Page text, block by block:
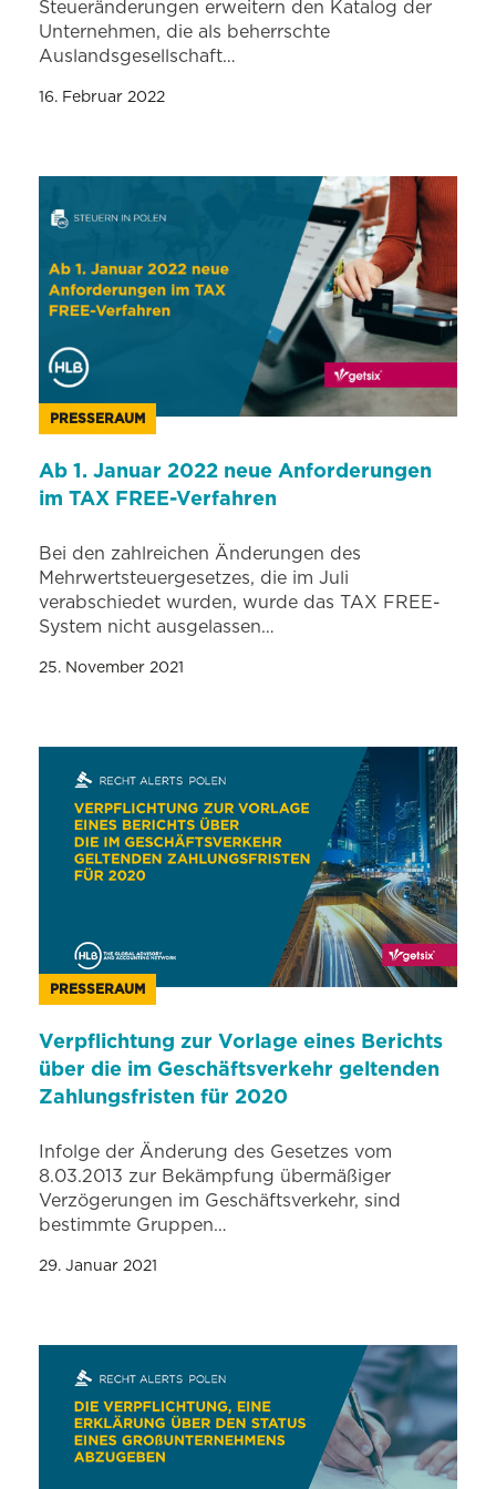
Steueränderungen erweitern den Katalog der
Unternehmen, die als beherrschte
Auslandsgesellschaft…
16. Februar 2022
PRESSERAUM
Ab 1. Januar 2022 neue Anforderungen
im TAX FREE-Verfahren
Bei den zahlreichen Änderungen des
Mehrwertsteuergesetzes, die im Juli
verabschiedet wurden, wurde das TAX FREE-
System nicht ausgelassen…
25. November 2021
PRESSERAUM
Verpflichtung zur Vorlage eines Berichts
über die im Geschäftsverkehr geltenden
Zahlungsfristen für 2020
Infolge der Änderung des Gesetzes vom
8.03.2013 zur Bekämpfung übermäßiger
Verzögerungen im Geschäftsverkehr, sind
bestimmte Gruppen…
29. Januar 2021